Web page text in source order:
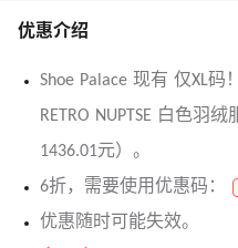
优惠介绍
Shoe Palace 现有 仅XL码
RETRO NUPTSE 白色羽
1436.01元）。
6折，需要使用优惠码：
优惠随时可能失效。